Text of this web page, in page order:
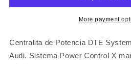
Sportback
Sportback
(F3N)More payment
Centralita de Potencia DTE
Audi. Sistema Power Control X